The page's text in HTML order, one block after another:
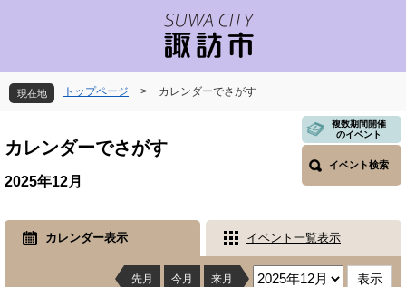
先
頭
す
を
飛
し
本
へ
現在地 トップページ > カレンダーでさがす
文
カレンダーでさがす
複数期間開催
のイベント
イベント検索
2025年12月
カレンダー表示 イベント一覧表示
先月 今月 来月